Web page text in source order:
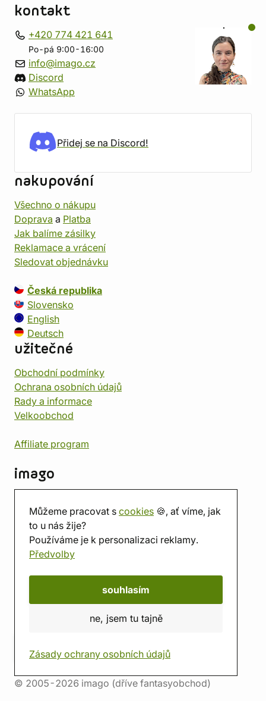
Můžeme pracovat s cookies 🍪, ať víme, jak
to u nás žije?
Používáme je k personalizaci reklamy.
Předvolby
souhlasím
ne, jsem tu tajně
Zásady ochrany osobních údajů
kontakt
+420 774 421 641
Po-pá 9:00-16:00
info@imago.cz
Discord
WhatsApp
Přidej se na Discord!
nakupování
Všechno o nákupu
Doprava a Platba
Jak balíme zásilky
Reklamace a vrácení
Sledovat objednávku
Česká republika
Slovensko
English
Deutsch
užitečné
Obchodní podmínky
Ochrana osobních údajů
Rady a informace
Velkoobchod
Affiliate program
imago
Prodejna
Herna
O nás
Hodnocení obchodu
© 2005-2026 imago (dříve fantasyobchod)